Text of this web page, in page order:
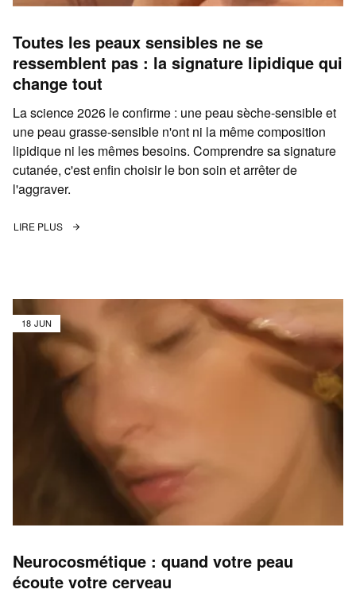
Toutes les peaux sensibles ne se
ressemblent pas : la signature lipidique qui
change tout
La science 2026 le confirme : une peau sèche-sensible et
une peau grasse-sensible n'ont ni la même composition
lipidique ni les mêmes besoins. Comprendre sa signature
cutanée, c'est enfin choisir le bon soin et arrêter de
l'aggraver.
LIRE PLUS
18 JUN
Neurocosmétique : quand votre peau
écoute votre cerveau